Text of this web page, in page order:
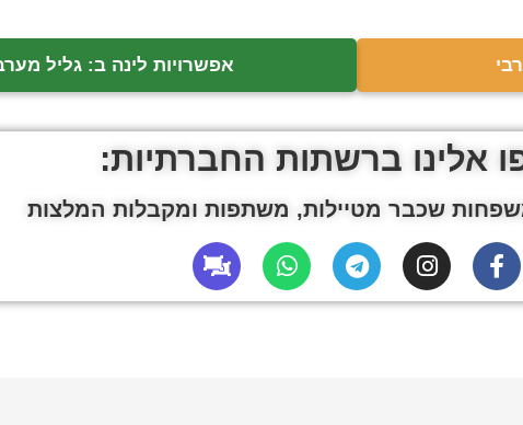
אפשרויות לינה ב: גליל
אלינו ברשתות החברתיות:
שכבר מטיילות, משתפות ומקבלות המלצות